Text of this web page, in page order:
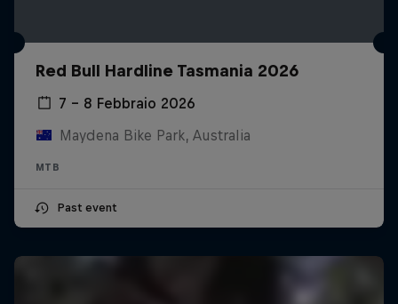
Red Bull Hardline Tasmania 2026
7 – 8 Febbraio 2026
Maydena Bike Park, Australia
MTB
Past event